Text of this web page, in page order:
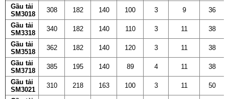
Gầu tải
SM3018
308 182 140 100 3 9
36
Gầu tải
SM3318
340 182 140 110 3 11
38
Gầu tải
SM3518
362 182 140 120 3 11
38
Gầu tải
SM3718
385 195 140 89 4 11
38
Gầu tải
SM3021
310 218 163 100 3 11
50